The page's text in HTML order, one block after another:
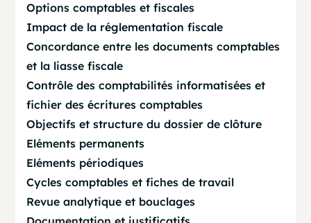
Options comptables et fiscales
Impact de la réglementation fiscale
Concordance entre les documents comptables
et la liasse fiscale
Contrôle des comptabilités informatisées et
fichier des écritures comptables
Objectifs et structure du dossier de clôture
Eléments permanents
Eléments périodiques
Cycles comptables et fiches de travail
Revue analytique et bouclages